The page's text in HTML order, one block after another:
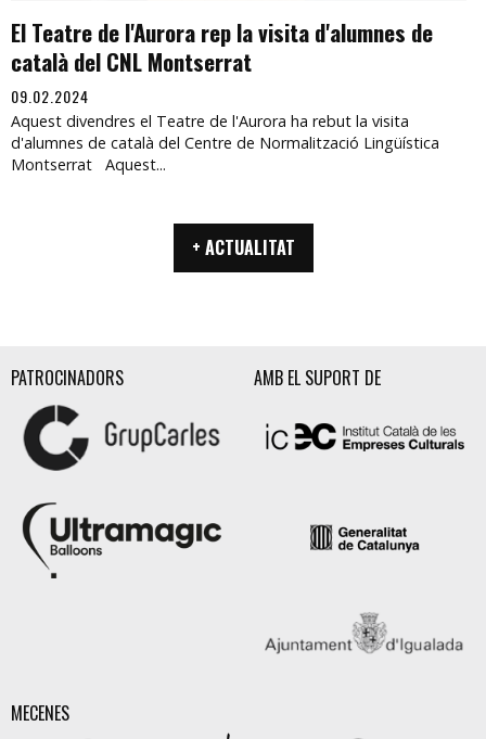
El Teatre de l'Aurora rep la visita d'alumnes de
català del CNL Montserrat
09.02.2024
Aquest divendres el Teatre de l'Aurora ha rebut la visita
d'alumnes de català del Centre de Normalització Lingüística
Montserrat Aquest...
+ ACTUALITAT
PATROCINADORS AMB EL SUPORT DE
MECENES